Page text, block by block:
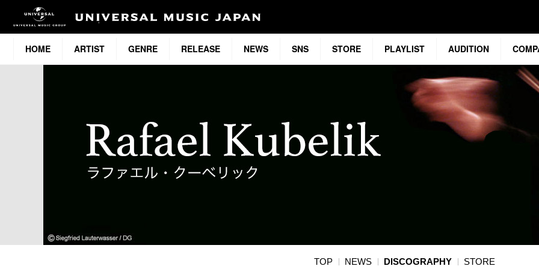
HOME ARTIST GENRE RELEASE NEWS SNS STORE PLAYLIST AUDITION
TOP NEWS DISCOGRAPHY STORE